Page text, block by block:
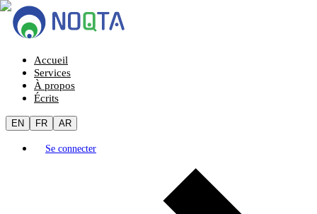
Accueil
Services
À propos
Écrits
EN FR AR
Se connecter